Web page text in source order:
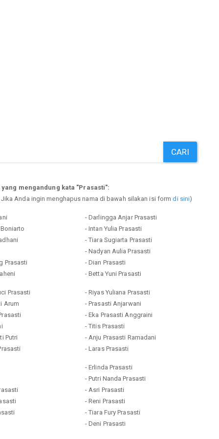
CARI
mengandung kata "Prasasti":
Anda ingin menghapus nama di bawah silakan isi formdi sini)
Prasasti
- Darlingga Anjar Prasasti
- Intan Yulia Prasasti
- Tiara Sugiarta Prasasti
- Nadyan Aulia Prasasti
- Dian Prasasti
- Betta Yuni Prasasti
Prasasti
Arum
Putri
- Riyas Yuliana Prasasti
- Prasasti Anjarwani
- Eka Prasasti Anggraini
- Titis Prasasti
- Anju Prasasti Ramadani
- Laras Prasasti
- Erlinda Prasasti
- Putri Nanda Prasasti
- Asri Prasasti
- Reni Prasasti
- Tiara Fury Prasasti
- Deni Prasasti